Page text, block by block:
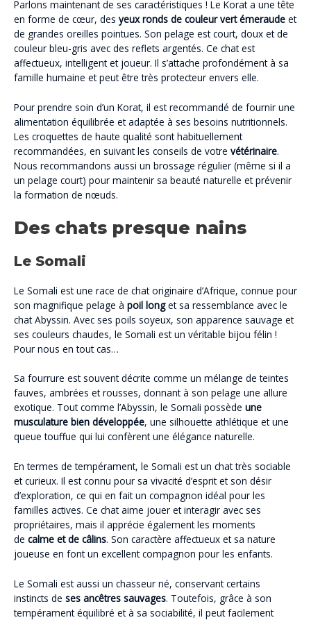
Parlons maintenant de ses caractéristiques ! Le Korat a une tête
en forme de cœur, des yeux ronds de couleur vert émeraude et
de grandes oreilles pointues. Son pelage est court, doux et de
couleur bleu-gris avec des reflets argentés. Ce chat est
affectueux, intelligent et joueur. Il s’attache profondément à sa
famille humaine et peut être très protecteur envers elle.
Pour prendre soin d’un Korat, il est recommandé de fournir une
alimentation équilibrée et adaptée à ses besoins nutritionnels.
Les croquettes de haute qualité sont habituellement
recommandées, en suivant les conseils de votre vétérinaire.
Nous recommandons aussi un brossage régulier (même si il a
un pelage court) pour maintenir sa beauté naturelle et prévenir
la formation de nœuds.
Des chats presque nains
Le Somali
Le Somali est une race de chat originaire d’Afrique, connue pour
son magnifique pelage à poil longet sa ressemblance avec le
chat Abyssin. Avec ses poils soyeux, son apparence sauvage et
ses couleurs chaudes, le Somali est un véritable bijou félin !
Pour nous en tout cas…
Sa fourrure est souvent décrite comme un mélange de teintes
fauves, ambrées et rousses, donnant à son pelage une allure
exotique. Tout comme l’Abyssin, le Somali possède une
musculature bien développée, une silhouette athlétique et une
queue touffue qui lui confèrent une élégance naturelle.
En termes de tempérament, le Somali est un chat très sociable
et curieux. Il est connu pour sa vivacité d’esprit et son désir
d’exploration, ce qui en fait un compagnon idéal pour les
familles actives. Ce chat aime jouer et interagir avec ses
propriétaires, mais il apprécie également les moments
de calme et de câlins. Son caractère affectueux et sa nature
joueuse en font un excellent compagnon pour les enfants.
Le Somali est aussi un chasseur né, conservant certains
instincts de ses ancêtres sauvages. Toutefois, grâce à son
tempérament équilibré et à sa sociabilité, il peut facilement